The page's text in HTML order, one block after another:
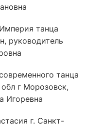
танца
руководитель
танца
г Морозовск,
Игоревна
г. Санкт-